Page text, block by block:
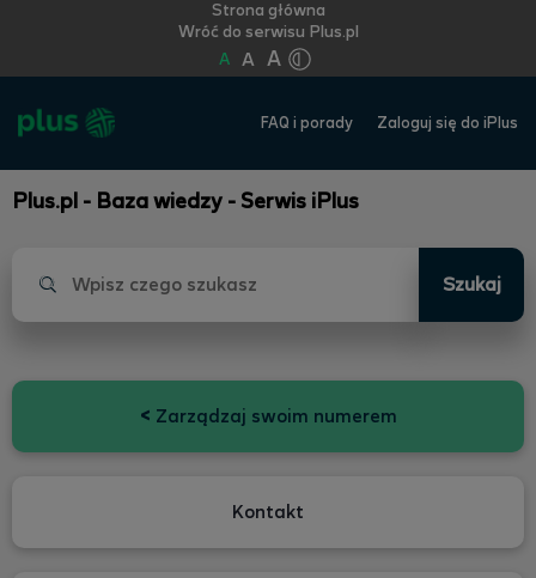
Strona główna
Wróć do serwisu Plus.pl
A A A
FAQ i porady Zaloguj się do iPlus
Plus.pl - Baza wiedzy - Serwis iPlus
Szukaj
< Zarządzaj swoim numerem
Kontakt